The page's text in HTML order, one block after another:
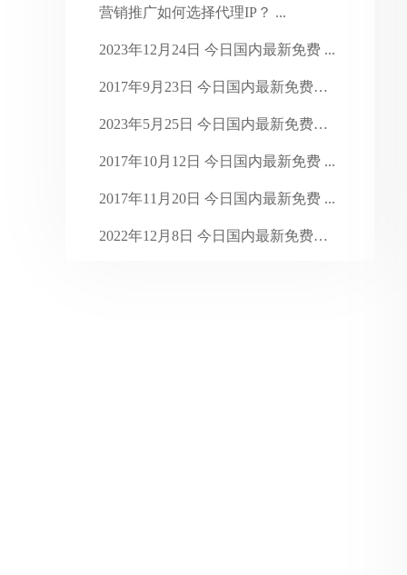
16 2025年1月
28 2024年4月
30 2024年3月
29 2024年2月
31 2024年1月
31 2023年12月
30 2023年11月
营销推广如何选择代理IP？ ...
2023年12月24日 今日国内最新免费 ...
2017年9月23日 今日国内最新免费代 ...
2023年5月25日 今日国内最新免费代 ...
2017年10月12日 今日国内最新免费 ...
2017年11月20日 今日国内最新免费 ...
2022年12月8日 今日国内最新免费代 ...